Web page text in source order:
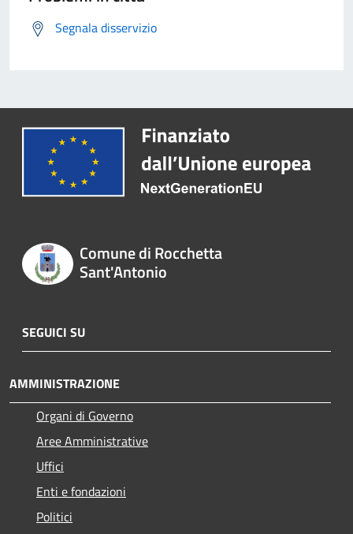
Segnala disservizio
Comune di Rocchetta
Sant'Antonio
SEGUICI SU
AMMINISTRAZIONE
Organi di Governo
Aree Amministrative
Uffici
Enti e fondazioni
Politici